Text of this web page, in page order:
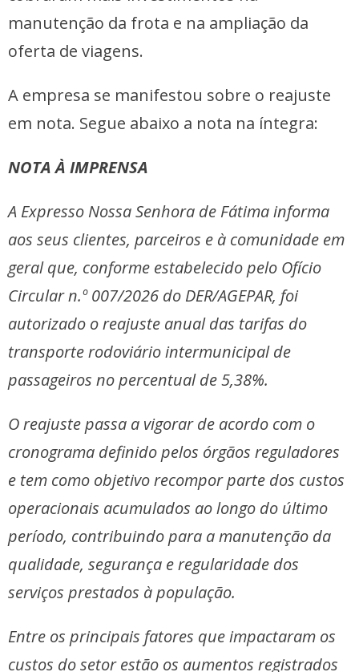
manutenção da frota e na ampliação da
oferta de viagens.
A empresa se manifestou sobre o reajuste
em nota. Segue abaixo a nota na íntegra:
NOTA À IMPRENSA
A Expresso Nossa Senhora de Fátima informa
aos seus clientes, parceiros e à comunidade em
geral que, conforme estabelecido pelo Ofício
Circular n.º 007/2026 do DER/AGEPAR, foi
autorizado o reajuste anual das tarifas do
transporte rodoviário intermunicipal de
passageiros no percentual de 5,38%.
O reajuste passa a vigorar de acordo com o
cronograma definido pelos órgãos reguladores
e tem como objetivo recompor parte dos custos
operacionais acumulados ao longo do último
período, contribuindo para a manutenção da
qualidade, segurança e regularidade dos
serviços prestados à população.
Entre os principais fatores que impactaram os
custos do setor estão os aumentos registrados